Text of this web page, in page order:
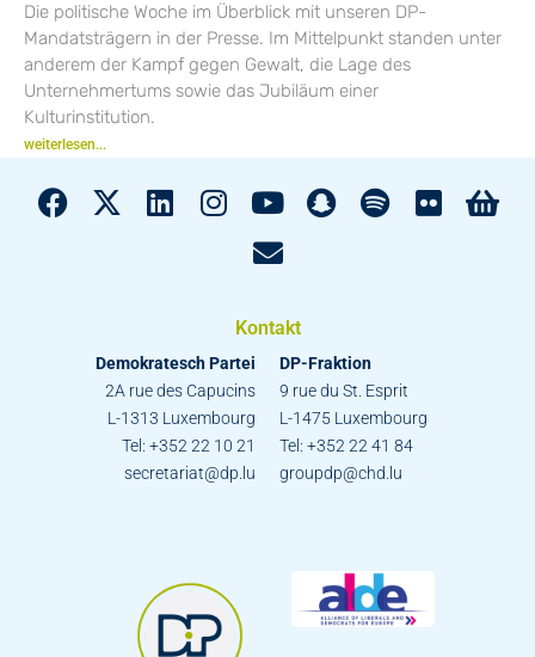
Die politische Woche im Überblick mit unseren DP-
Mandatsträgern in der Presse. Im Mittelpunkt standen unter
anderem der Kampf gegen Gewalt, die Lage des
Unternehmertums sowie das Jubiläum einer
Kulturinstitution.
weiterlesen...
Kontakt
Demokratesch Partei
2A rue des Capucins
L-1313 Luxembourg
Tel: +352 22 10 21
secretariat@dp.lu
DP-Fraktion
9 rue du St. Esprit
L-1475 Luxembourg
Tel: +352 22 41 84
groupdp@chd.lu